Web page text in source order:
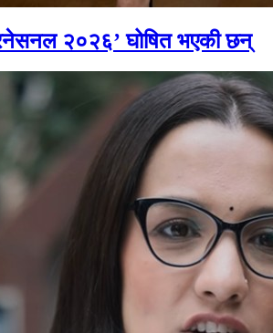
२०२६’ घोषित भएकी छन्